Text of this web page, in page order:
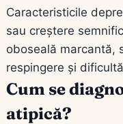
Caracteristicile
sau creștere
oboseală marcantă,
respingere și
Cum se
atipică?